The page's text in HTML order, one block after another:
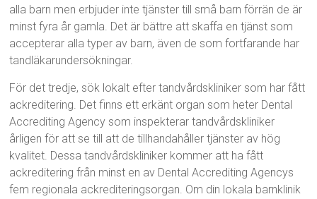
alla barn men erbjuder inte tjänster till små barn förrän de är
minst fyra år gamla. Det är bättre att skaffa en tjänst som
accepterar alla typer av barn, även de som fortfarande har
tandläkarundersökningar.
För det tredje, sök lokalt efter tandvårdskliniker som har fått
ackreditering. Det finns ett erkänt organ som heter Dental
Accrediting Agency som inspekterar tandvårdskliniker
årligen för att se till att de tillhandahåller tjänster av hög
kvalitet. Dessa tandvårdskliniker kommer att ha fått
ackreditering från minst en av Dental Accrediting Agencys
fem regionala ackrediteringsorgan. Om din lokala barnklinik